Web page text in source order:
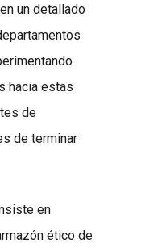
un detallado
hacia estas
de
de terminar
en
ético de